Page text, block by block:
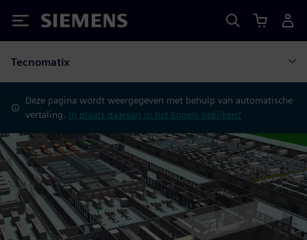
Siemens
Tecnomatix
Deze pagina wordt weergegeven met behulp van automatische
vertaling. In plaats daarvan in het Engels bekijken?